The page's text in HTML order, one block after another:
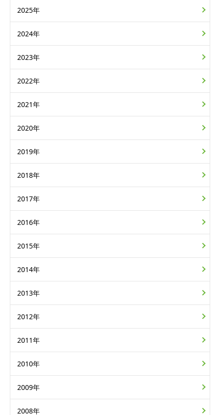
2025年
2024年
2023年
2022年
2021年
2020年
2019年
2018年
2017年
2016年
2015年
2014年
2013年
2012年
2011年
2010年
2009年
2008年